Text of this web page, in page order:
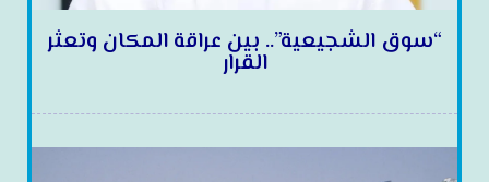
“سوق الشجيعية”.. بين عراقة المكان وتعثر
القرار